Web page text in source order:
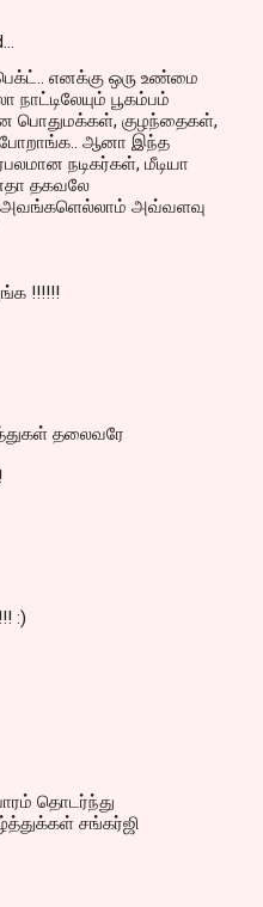
எனக்கு ஒரு உண்மை
நாட்டிலேயும் பூகம்பம்
பொதுமக்கள், குழந்தைகள்,
போறாங்க.. ஆனா இந்த
நடிகர்கள், மீடியா
தகவலே
அவங்களெல்லாம் அவ்வளவு
!!!!!!
தலைவரே
:)
தொடர்ந்து
சங்கர்ஜி